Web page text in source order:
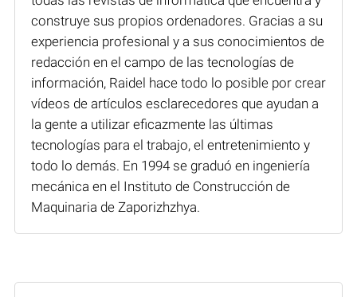
construye sus propios ordenadores. Gracias a su
experiencia profesional y a sus conocimientos de
redacción en el campo de las tecnologías de
información, Raidel hace todo lo posible por crear
vídeos de artículos esclarecedores que ayudan a
la gente a utilizar eficazmente las últimas
tecnologías para el trabajo, el entretenimiento y
todo lo demás. En 1994 se graduó en ingeniería
mecánica en el Instituto de Construcción de
Maquinaria de Zaporizhzhya.